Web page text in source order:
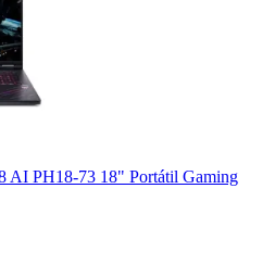
AI PH18-73 18" Portátil Gaming